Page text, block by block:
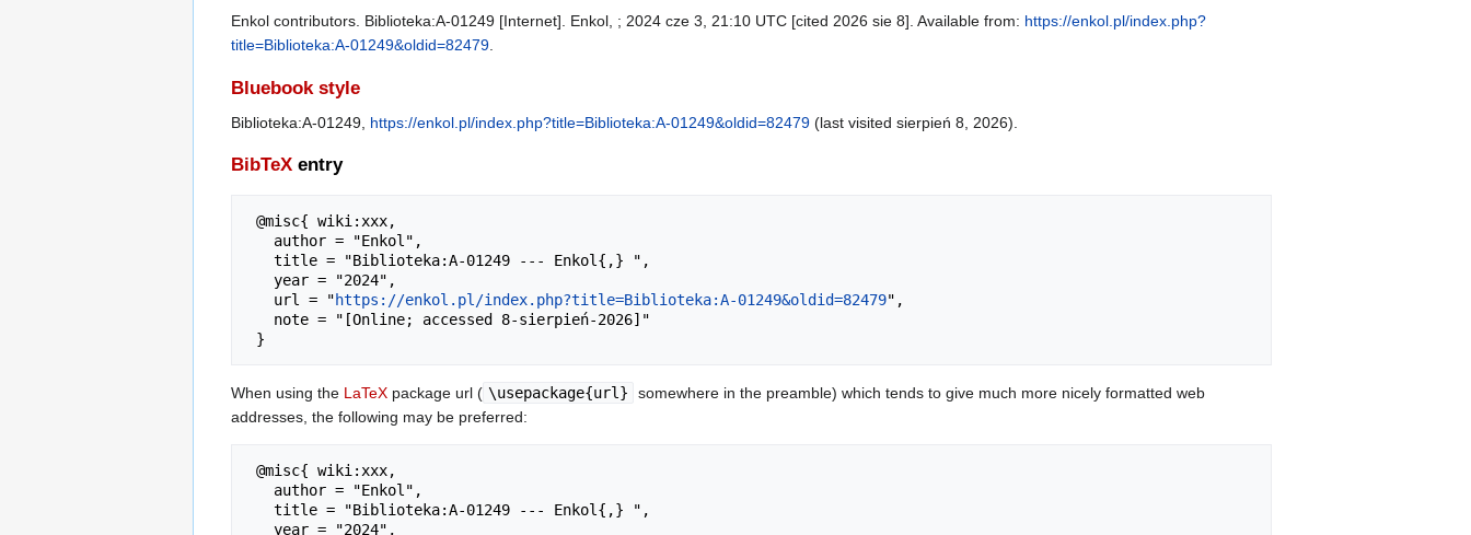
Enkol contributors. Biblioteka:A-01249 [Internet]. Enkol, ; 2024 cze 3, 21:10 UTC [cited 2026 sie 8]. Available from: https://enkol.pl/index.php?
title=Biblioteka:A-01249&oldid=82479
Bluebook style
Biblioteka:A-01249, https://enkol.pl/index.php?title=Biblioteka:A-01249&oldid=82479 (last visited sierpień 8, 2026).
BibTeX entry
   url = "
https://enkol.pl/index.php?title=Biblioteka:A-01249&oldid=82479",
When using the LaTeX package url ( \usepackage{url}
somewhere in the preamble) which tends to give much more nicely formatted web
addresses, the following may be preferred: